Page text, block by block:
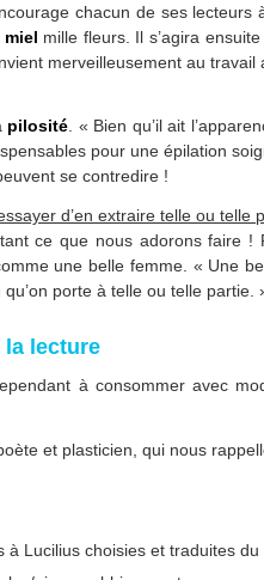
chacun de ses lecteurs
miel mille fleurs. Il s’agira
merveilleusement au travail
pilosité. « Bien qu’il ait
pour une épilation
se contredire !
d’en extraire telle ou telle
ce que nous adorons faire !
une belle femme. « Une
porte à telle ou telle partie.
lecture
à consommer avec
poète et plasticien, qui nous
Lucilius choisies et traduites